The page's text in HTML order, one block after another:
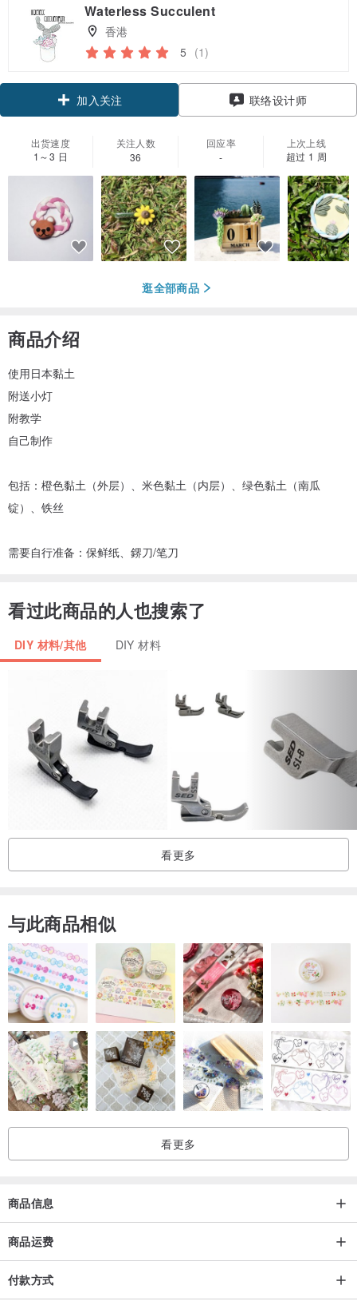
Waterless Succulent
香港
5 (1)
加入关注 联络设计师
出货速度
1～3 日
关注人数
36
回应率
-
上次上线
超过 1 周
逛全部商品
商品介绍
使用日本黏土
附送小灯
附教学
自己制作
包括：橙色黏土（外层）、米色黏土（内层）、绿色黏土（南瓜
锭）、铁丝
需要自行准备：保鲜纸、鎅刀/笔刀
看过此商品的人也搜索了
DIY 材料/其他 DIY 材料
看更多
与此商品相似
看更多
商品信息
商品运费
付款方式